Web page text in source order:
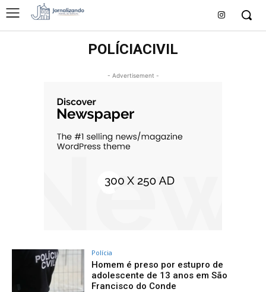
POLÍCIACIVIL
- Advertisement -
Polícia
Homem é preso por estupro de
adolescente de 13 anos em São
Francisco do Conde